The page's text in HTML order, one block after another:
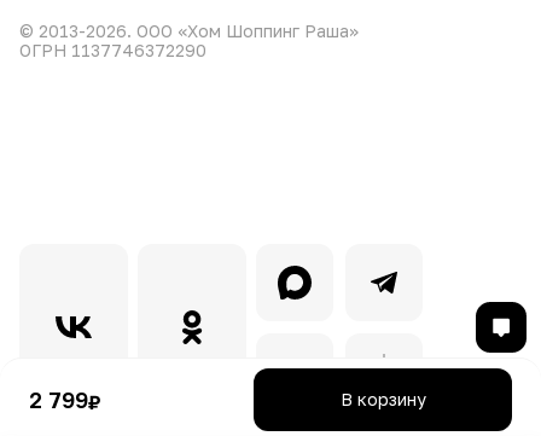
2 799₽ В корзину
© 2013-2026. ООО «Хом Шоппинг Раша»
ОГРН 1137746372290